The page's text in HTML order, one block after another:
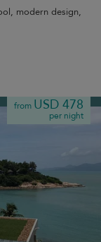
modern design,
from USD 478
per night